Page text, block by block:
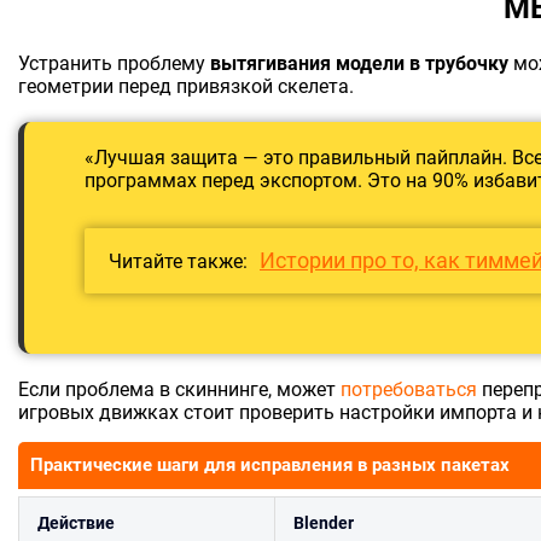
Устранить проблему вытягивания модели в трубочку
геометрии перед привязкой скелета.
«Лучшая защита — это правильный пайплайн.
программах перед экспортом. Это на 90%
Читайте также: Истории про то, как
Если проблема в скиннинге, может потребоваться
игровых движках стоит проверить настройки импорта
Практические шаги для исправления в разных пакетах
Действие Blender